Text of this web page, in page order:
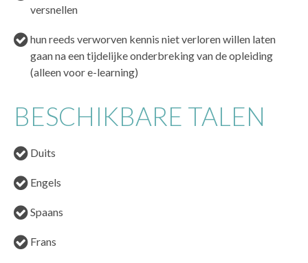
versnellen
hun reeds verworven kennis niet verloren willen laten
gaan na een tijdelijke onderbreking van de opleiding
(alleen voor e-learning)
BESCHIKBARE TALEN
Duits
Engels
Spaans
Frans